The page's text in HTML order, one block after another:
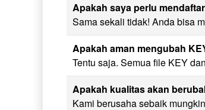
Apakah saya perlu
Sama sekali tidak! Anda bisa
Apakah aman mengubah
Tentu saja. Semua file KEY
Apakah kualitas akan
Kami berusaha sebaik